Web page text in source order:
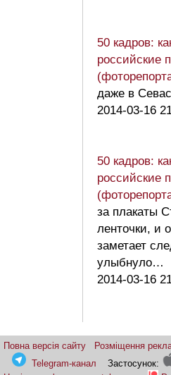
50 кадров:
российские
даже в
2014-03-16
50 кадров:
российские
за плакаты
ленточки, и
заметает
улыбнуло…
2014-03-16
Повна версія сайту Розміщення
Telegram-канал
Застосунок: